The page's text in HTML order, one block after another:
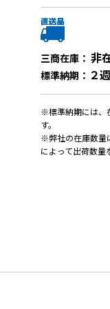
三商在庫： 非
標準納期： ２
※標準納期には、
す。
※弊社の在庫数量
によって出荷数